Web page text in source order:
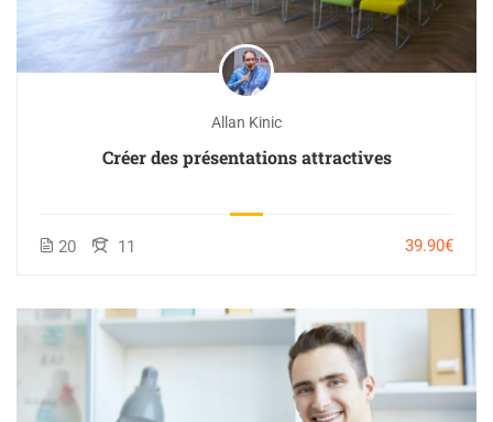
Allan Kinic
Créer des présentations attractives
20 11 39.90€